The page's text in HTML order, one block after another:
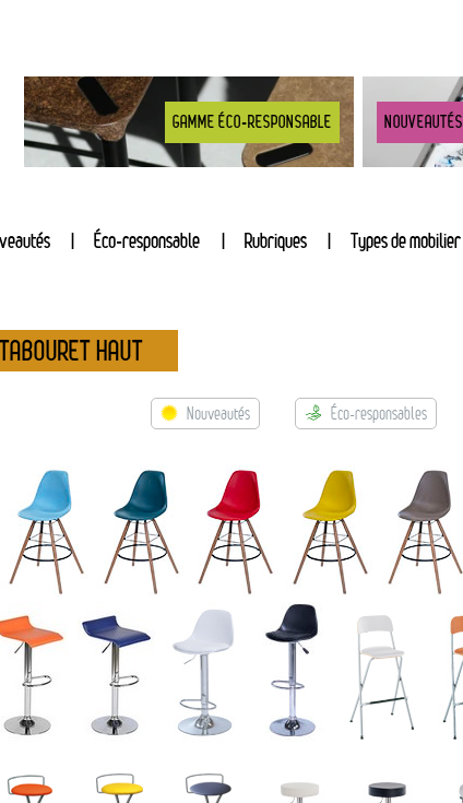
GAMME ÉCO-RESPONSABLE NOUVEAUTÉS
Éco-responsable Rubriques Types de mobilier
HAUT
Nouveautés Éco-responsables